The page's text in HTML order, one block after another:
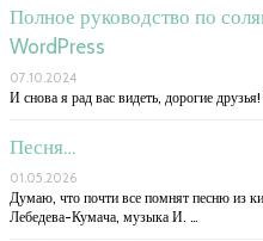
Полное руководство по
WordPress
07.10.2024
И снова я рад вас видеть, дорогие
Песня…
01.05.2026
Думаю, что почти все помнят песню из
Лебедева-Кумача, музыка И. …